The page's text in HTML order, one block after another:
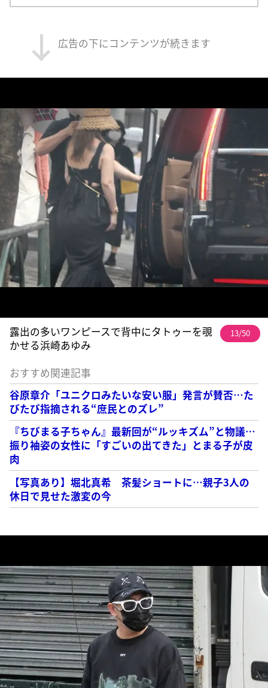
広告の下にコンテンツが続きます
露出の多いワンピースで背中にタトゥーを覗
かせる浜崎あゆみ
13/50
おすすめ関連記事
谷原章介「ユニクロみたいな安い服」発言が賛否…た
びたび指摘される“庶民とのズレ”
『ちびまる子ちゃん』最新回が“ルッキズム”と物議…
振り袖姿の女性に「すごいの出てきた」とまる子が皮
肉
【写真あり】堀北真希 茶髪ショートに…親子3人の
休日で見せた激変の今